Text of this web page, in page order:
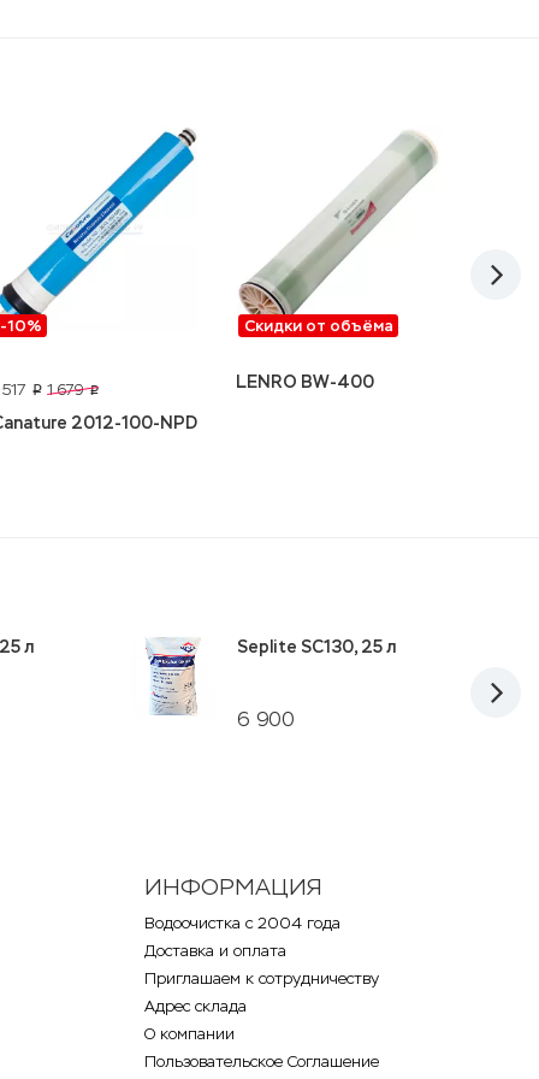
-10%
p 1 679 p
2012-100-NPD
Скидки от объёма
LENRO BW-400
л
6 900
Seplite SC130, 25 л
ИНФОРМАЦИЯ
Водоочистка с 2004 года
Доставка и оплата
Приглашаем к сотрудничеству
Адрес склада
О компании
Пользовательское Соглашение